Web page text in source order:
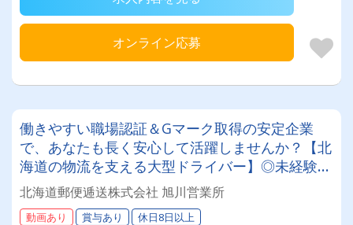
オンライン応募
働きやすい職場認証＆Gマーク取得の安定企業
で、あなたも長く安心して活躍しませんか？【北
海道の物流を支える大型ドライバー】◎未経験歓
迎◎残業月平均8～9時間◎賞与年3回（昨年度実
績：計4.05ヶ月分）◎カゴ台車メイン
北海道郵便逓送株式会社 旭川営業所
動画あり 賞与あり 休日8日以上